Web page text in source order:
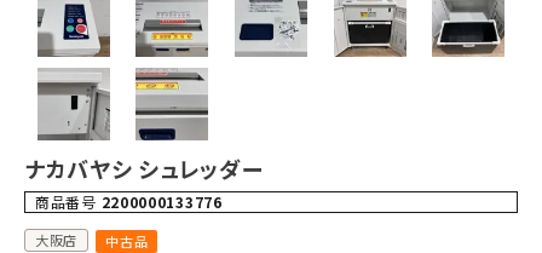
ナカバヤシ シュレッダー
商品番号 2200000133776
大阪店 中古品